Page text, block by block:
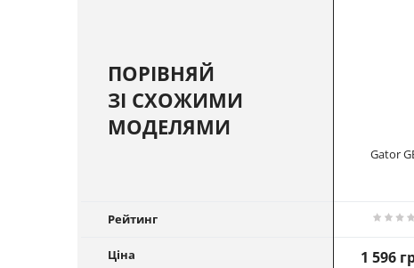
ПОРІВНЯЙ
ЗІ СХОЖИМИ
МОДЕЛЯМИ
Gator
Рейтинг
Ціна 1 596